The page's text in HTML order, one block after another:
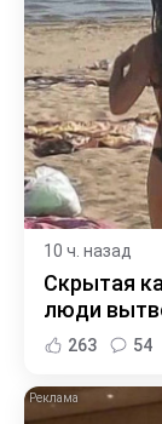
10 ч. назад
Скрытая
люди
263 54